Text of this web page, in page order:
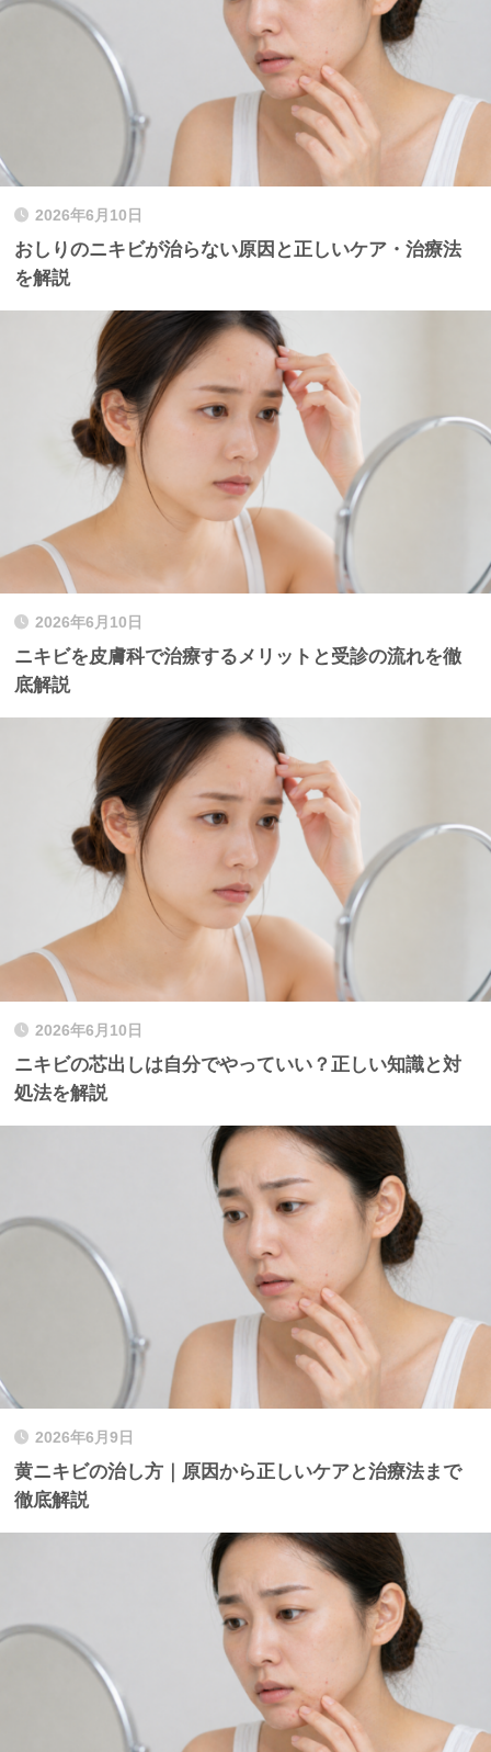
2026年6月10日
おしりのニキビが治らない原因と正しいケア・治療法
を解説
2026年6月10日
ニキビを皮膚科で治療するメリットと受診の流れを徹
底解説
2026年6月10日
ニキビの芯出しは自分でやっていい？正しい知識と対
処法を解説
2026年6月9日
黄ニキビの治し方｜原因から正しいケアと治療法まで
徹底解説